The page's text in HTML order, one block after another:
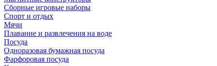
Сборные игровые наборы
Спорт и отдых
Мячи
Плавание и развлечения на воде
Посуда
Одноразовая бумажная посуда
Фарфоровая посуда